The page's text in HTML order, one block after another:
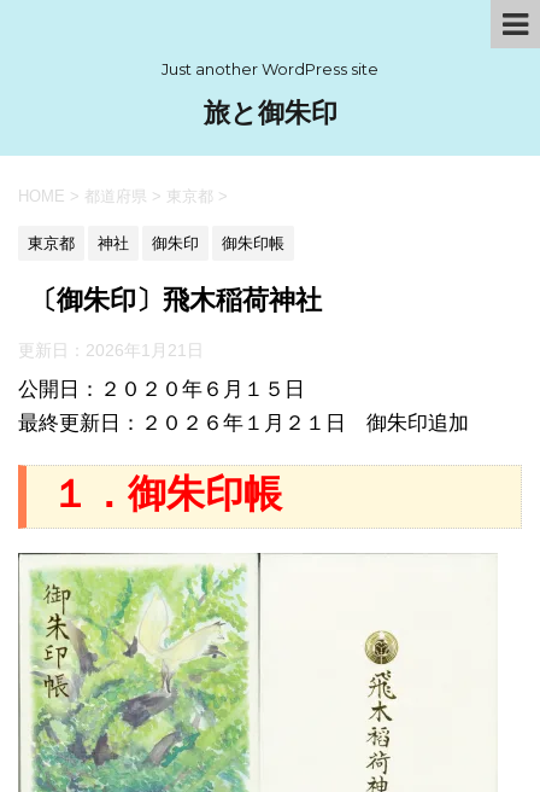
Just another WordPress site
旅と御朱印
HOME > 都道府県 > 東京都 >
東京都 神社 御朱印 御朱印帳
〔御朱印〕飛木稲荷神社
更新日： 2026年1月21日
公開日：２０２０年６月１５日
最終更新日：２０２６年１月２１日 御朱印追加
１．御朱印帳